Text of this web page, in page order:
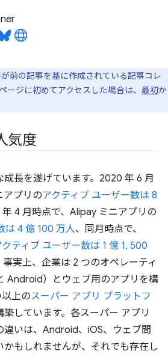
前の記事を基に作成されている記事コレ
ージに初めてアクセスした場合は、 最初か
気度
成長を遂げています。2020 年 6 月
アプリのアクティブ ユーザー数は 8
年 4 月時点で、Alipay ミニアプリの
は 4 億 100 万人、同月時点で、
クティブ ユーザー数は 1 億 1, 500
実上、企業は 2 つのオペレーティ
Android）とウェブ用のアプリを構
上のスーパー アプリ プラットフ
しています。各スーパー アプリ
違いは、Android、iOS、ウェブ間
もしれませんが、それでも存在し